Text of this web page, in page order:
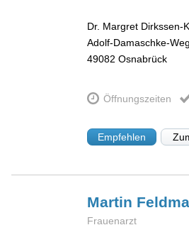
Dr. Margret Dirkssen-
Adolf-Damaschke-
49082 Osnabrück
Öffnungszeiten
Empfehlen
Martin
Frauenarzt